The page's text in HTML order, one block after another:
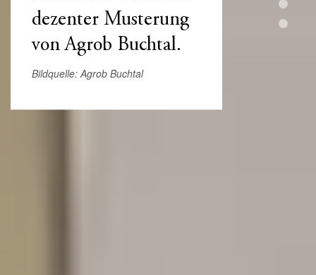
dezenter Musterung
von Agrob Buchtal.
Bildquelle: Agrob Buchtal